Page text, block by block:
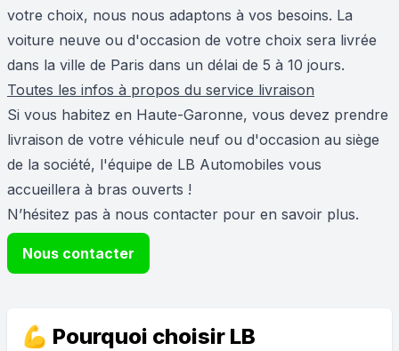
votre choix, nous nous adaptons à vos besoins. La
voiture neuve ou d'occasion de votre choix sera livrée
dans la ville de Paris dans un délai de 5 à 10 jours.
Toutes les infos à propos du service livraison
Si vous habitez en Haute-Garonne, vous devez prendre
livraison de votre véhicule neuf ou d'occasion au siège
de la société, l'équipe de LB Automobiles vous
accueillera à bras ouverts !
N’hésitez pas à nous contacter pour en savoir plus.
Nous contacter
💪 Pourquoi choisir LB